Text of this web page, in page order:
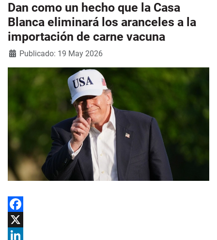
Dan como un hecho que la Casa
Blanca eliminará los aranceles a la
importación de carne vacuna
Detalles
Publicado: 19 May 2026
Facebook
X